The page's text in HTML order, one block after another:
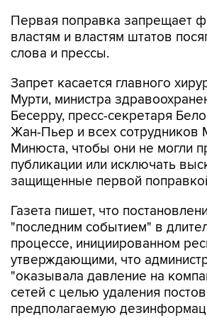
Первая поправка запрещает
властям и властям штатов
слова и прессы.
Запрет касается главного
Мурти, министра
Бесерру, пресс-секретаря
Жан-Пьер и всех сотрудников
Минюста, чтобы они не могли
публикации или исключать
защищенные первой
Газета пишет, что
"последним событием" в
процессе, инициированном
утверждающими, что
"оказывала давление на
сетей с целью удаления
предполагаемую